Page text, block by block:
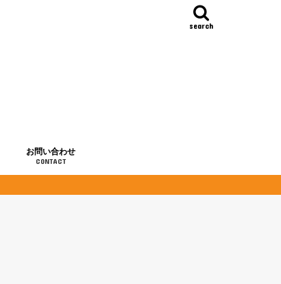
search
お問い合わせ
CONTACT